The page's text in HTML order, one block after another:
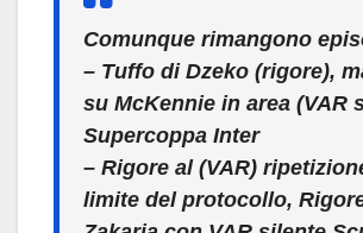
Comunque rimangono
– Tuffo di Dzeko (rigore),
su McKennie in area (VAR
Supercoppa Inter
– Rigore al (VAR)
limite del protocollo,